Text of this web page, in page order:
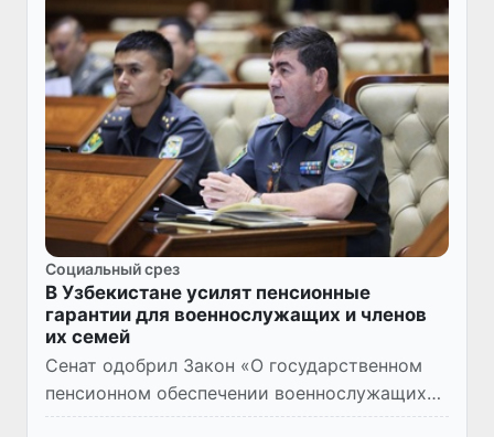
Социальный срез
В Узбекистане усилят пенсионные
гарантии для военнослужащих и членов
их семей
Сенат одобрил Закон «О государственном
пенсионном обеспечении военнослужащих
(сотрудников) и членов их семей». Документ